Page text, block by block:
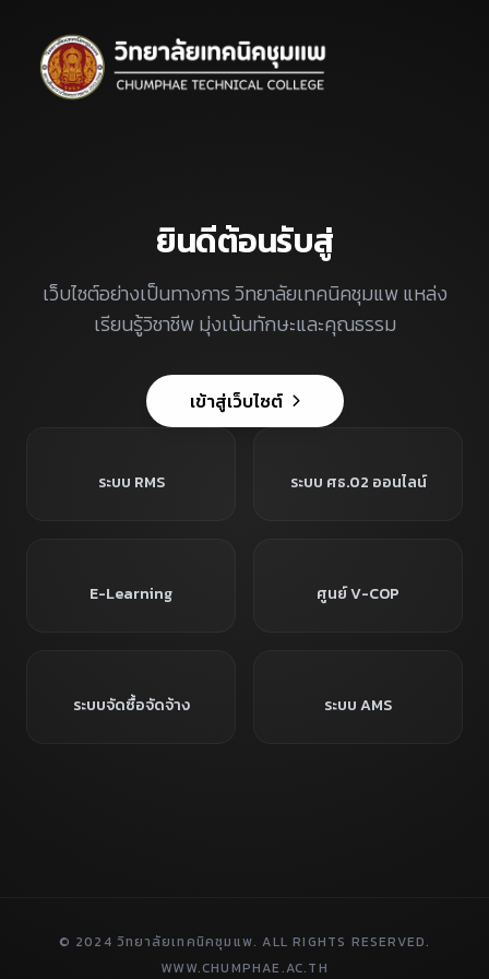
ยินดีต้อนรับสู่
เว็บไซต์อย่างเป็นทางการ วิทยาลัยเทคนิคชุมแพ แหล่ง
เรียนรู้วิชาชีพ มุ่งเน้นทักษะและคุณธรรม
เข้าสู่เว็บไซต์
ระบบ RMS ระบบ ศธ.02 ออนไลน์
E-Learning ศูนย์ V-COP
ระบบจัดซื้อจัดจ้าง ระบบ AMS
© 2024 วิทยาลัยเทคนิคชุมแพ. ALL RIGHTS RESERVED.
WWW.CHUMPHAE.AC.TH